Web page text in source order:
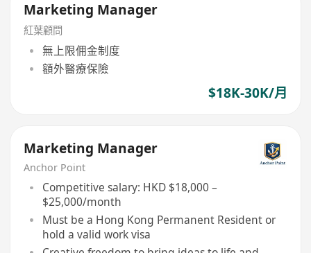
Marketing Manager
紅葉顧問
無上限佣金制度
額外醫療保險
$18K-30K/月
Marketing Manager
Anchor Point
Competitive salary: HKD $18,000 –
$25,000/month
Must be a Hong Kong Permanent Resident or
hold a valid work visa